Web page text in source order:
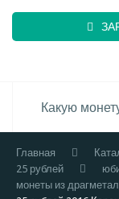
Главная
25 рублей
монеты из